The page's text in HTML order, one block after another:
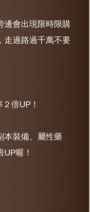
邊會出現限時限購
走過路過千萬不要
倍UP！
本裝備、屬性藥
喔！